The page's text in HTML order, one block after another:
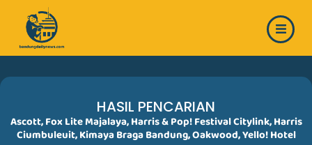
content
HASIL PENCARIAN
Ascott,Fox Lite Majalaya,Harris & Pop! Festival Citylink,Harris
Ciumbuleuit,Kimaya Braga Bandung,Oakwood,Yello! Hotel